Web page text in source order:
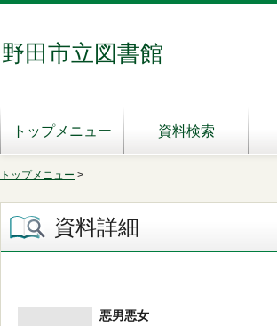
野田市立図書館
トップメニュー 資料検索
トップメニュー >
資料詳細
悪男悪女